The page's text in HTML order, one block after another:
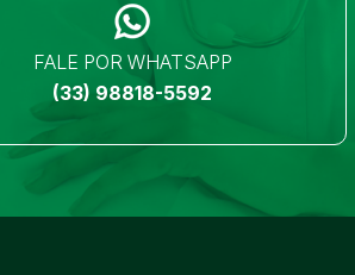
FALE POR WHATSAPP
(33) 98818-5592